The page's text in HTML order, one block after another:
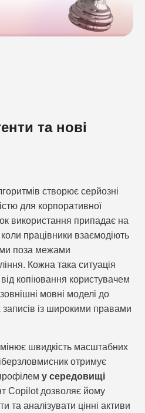
та нові
створює серйозні
для корпоративної
використання припадає на
працівники взаємодіють
поза межами
Кожна така ситуація
копіювання користувачем
мовні моделі до
записів із широкими правами
швидкість масштабних
отримує
у середовищі
Copilot дозволяє йому
та аналізувати цінні активи